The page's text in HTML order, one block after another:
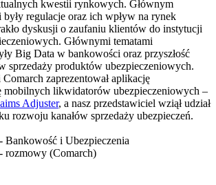
kwestii rynkowych. Głównym
regulacje oraz ich wpływ na rynek
dyskusji o zaufaniu klientów do instytucji
Głównymi tematami
Big Data w bankowości oraz przyszłość
sprzedaży produktów ubezpieczeniowych.
zaprezentował aplikację
mobilnych likwidatorów ubezpieczeniowych –
Adjuster, a nasz przedstawiciel wziął udział
rozwoju kanałów sprzedaży ubezpieczeń.
Bankowość i Ubezpieczenia
rozmowy (Comarch)